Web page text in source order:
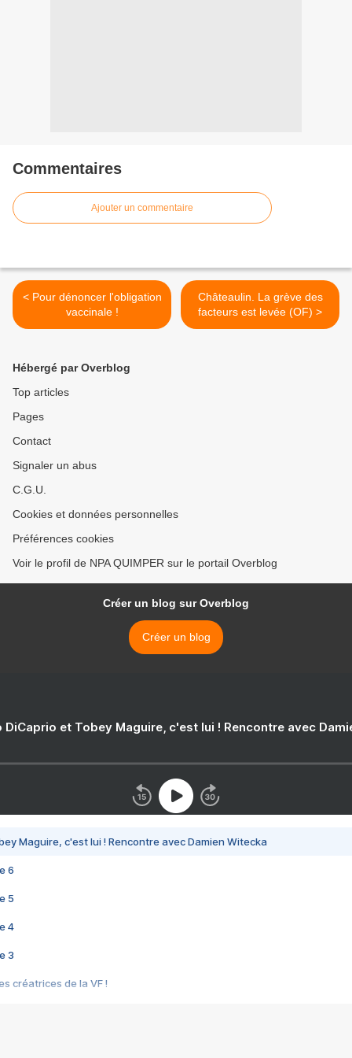
Commentaires
Ajouter un commentaire
< Pour dénoncer l'obligation
vaccinale !
Châteaulin. La grève des
facteurs est levée (OF) >
Hébergé par Overblog
Top articles
Pages
Contact
Signaler un abus
C.G.U.
Cookies et données personnelles
Préférences cookies
Voir le profil de NPA QUIMPER sur le portail Overblog
Créer un blog sur Overblog
Créer un blog
DiCaprio et Tobey Maguire, c'est lui ! Rencontre avec
Maguire, c'est lui ! Rencontre avec Damien Witecka
6
5
4
3
créatrices de la VF !